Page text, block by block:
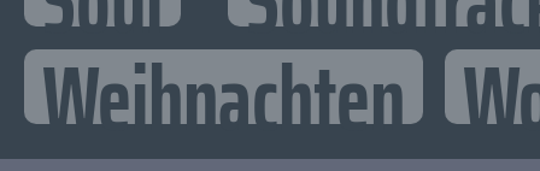
Weihnachten